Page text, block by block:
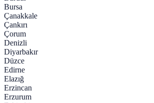
Bursa
Çanakkale
Çankırı
Çorum
Denizli
Diyarbakır
Düzce
Edirne
Elazığ
Erzincan
Erzurum